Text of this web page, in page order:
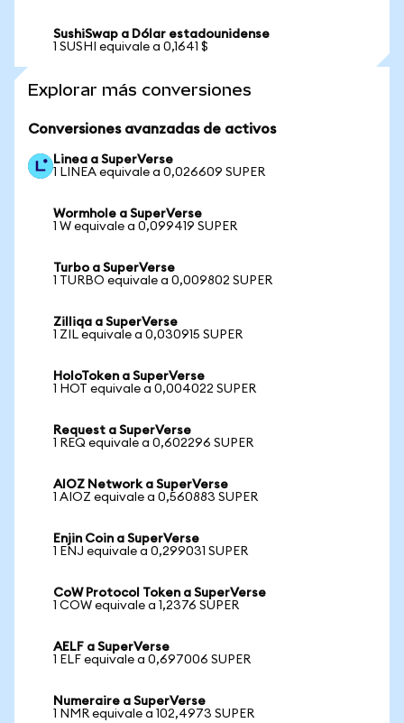
SushiSwap a Dólar estadounidense
1 SUSHI equivale a 0,1641 $
Explorar más conversiones
Conversiones avanzadas de activos
Linea a SuperVerse
1 LINEA equivale a 0,026609 SUPER
Wormhole a SuperVerse
1 W equivale a 0,099419 SUPER
Turbo a SuperVerse
1 TURBO equivale a 0,009802 SUPER
Zilliqa a SuperVerse
1 ZIL equivale a 0,030915 SUPER
HoloToken a SuperVerse
1 HOT equivale a 0,004022 SUPER
Request a SuperVerse
1 REQ equivale a 0,602296 SUPER
AIOZ Network a SuperVerse
1 AIOZ equivale a 0,560883 SUPER
Enjin Coin a SuperVerse
1 ENJ equivale a 0,299031 SUPER
CoW Protocol Token a SuperVerse
1 COW equivale a 1,2376 SUPER
AELF a SuperVerse
1 ELF equivale a 0,697006 SUPER
Numeraire a SuperVerse
1 NMR equivale a 102,4973 SUPER